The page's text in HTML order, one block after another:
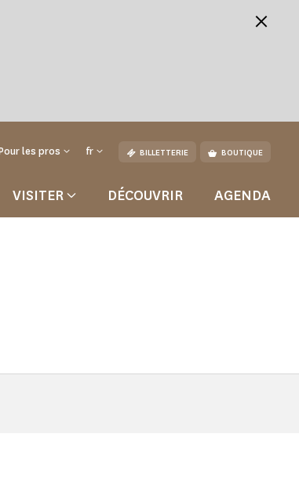
les pros fr BILLETTERIE BOUTIQUE
VISITER DÉCOUVRIR AGENDA